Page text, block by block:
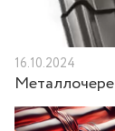
16.10.2024